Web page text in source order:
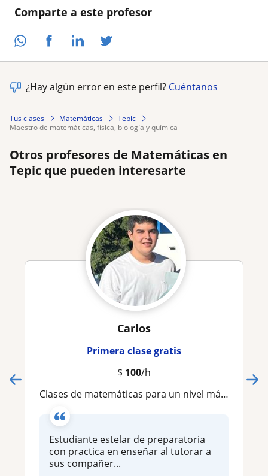
Comparte a este profesor
¿Hay algún error en este perfil? Cuéntanos
Tus clases Matemáticas
Tepic
maestro de matemáticas, física, biología y química
Otros profesores de Matemáticas en
Tepic que pueden interesarte
Carlos
Primera clase gratis
$ 100/h
Clases de matemáticas para un nivel máximo de preparatoria
Estudiante estelar de preparatoria
con practica en enseñar al tutorar a
sus compañer...